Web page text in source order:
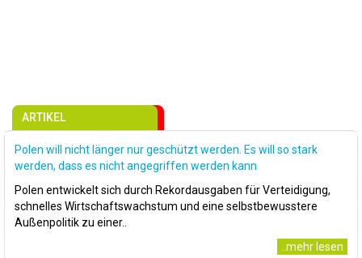
ARTIKEL
Polen will nicht länger nur geschützt werden. Es will so stark
werden, dass es nicht angegriffen werden kann
Polen entwickelt sich durch Rekordausgaben für Verteidigung,
schnelles Wirtschaftswachstum und eine selbstbewusstere
Außenpolitik zu einer..
..mehr lesen